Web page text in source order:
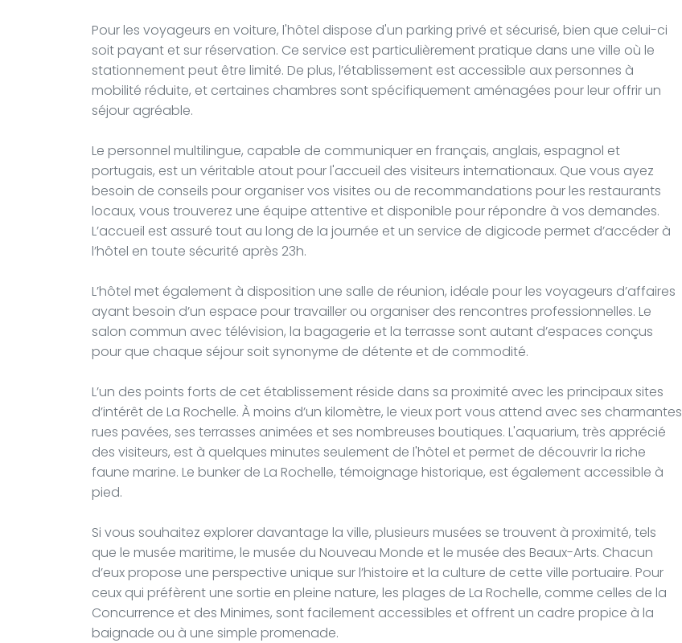
Pour les voyageurs en voiture, l'hôtel dispose d'un parking privé et sécurisé, bien que celui-ci
soit payant et sur réservation. Ce service est particulièrement pratique dans une ville où le
stationnement peut être limité. De plus, l’établissement est accessible aux personnes à
mobilité réduite, et certaines chambres sont spécifiquement aménagées pour leur offrir un
séjour agréable.
Le personnel multilingue, capable de communiquer en français, anglais, espagnol et
portugais, est un véritable atout pour l'accueil des visiteurs internationaux. Que vous ayez
besoin de conseils pour organiser vos visites ou de recommandations pour les restaurants
locaux, vous trouverez une équipe attentive et disponible pour répondre à vos demandes.
L’accueil est assuré tout au long de la journée et un service de digicode permet d’accéder à
l’hôtel en toute sécurité après 23h.
L’hôtel met également à disposition une salle de réunion, idéale pour les voyageurs d’affaires
ayant besoin d’un espace pour travailler ou organiser des rencontres professionnelles. Le
salon commun avec télévision, la bagagerie et la terrasse sont autant d’espaces conçus
pour que chaque séjour soit synonyme de détente et de commodité.
L’un des points forts de cet établissement réside dans sa proximité avec les principaux sites
d’intérêt de La Rochelle. À moins d’un kilomètre, le vieux port vous attend avec ses charmantes
rues pavées, ses terrasses animées et ses nombreuses boutiques. L'aquarium, très apprécié
des visiteurs, est à quelques minutes seulement de l'hôtel et permet de découvrir la riche
faune marine. Le bunker de La Rochelle, témoignage historique, est également accessible à
pied.
Si vous souhaitez explorer davantage la ville, plusieurs musées se trouvent à proximité, tels
que le musée maritime, le musée du Nouveau Monde et le musée des Beaux-Arts. Chacun
d’eux propose une perspective unique sur l’histoire et la culture de cette ville portuaire. Pour
ceux qui préfèrent une sortie en pleine nature, les plages de La Rochelle, comme celles de la
Concurrence et des Minimes, sont facilement accessibles et offrent un cadre propice à la
baignade ou à une simple promenade.